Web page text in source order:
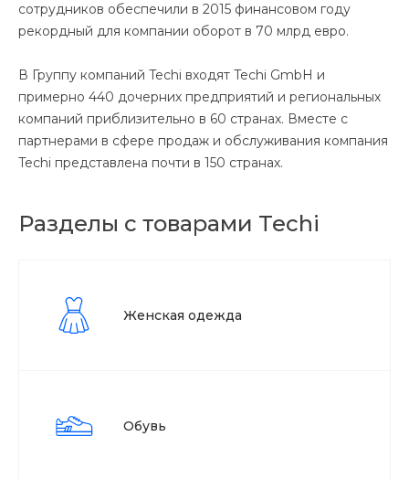
сотрудников обеспечили в 2015 финансовом году
рекордный для компании оборот в 70 млрд евро.
В Группу компаний Techi входят Techi GmbH и
примерно 440 дочерних предприятий и региональных
компаний приблизительно в 60 странах. Вместе с
партнерами в сфере продаж и обслуживания компания
Techi представлена почти в 150 странах.
Разделы с товарами Techi
Женская одежда
Обувь